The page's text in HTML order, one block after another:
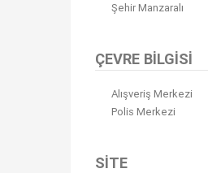
Şehir Manzaralı
ÇEVRE BILGISI
Alışveriş Merkezi
Polis Merkezi
SITE